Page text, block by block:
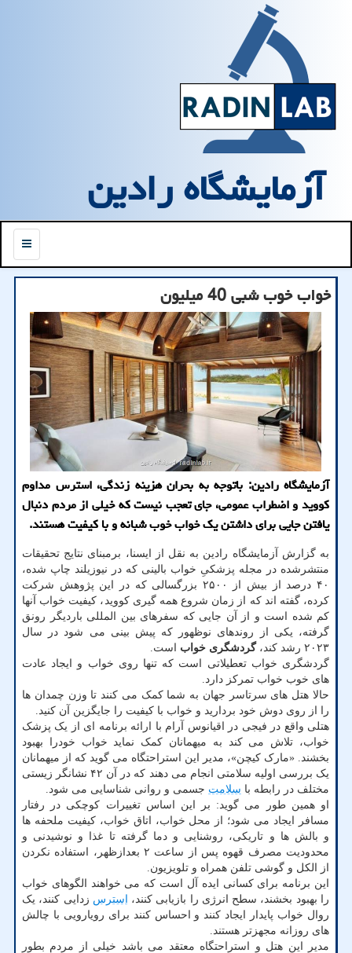
آزمایشگاه رادین
منو
خواب خوب شبی 40 میلیون
آزمایشگاه رادین: باتوجه به بحران هزینه زندگی، استرس مداوم
کووید و اضطراب عمومی، جای تعجب نیست که خیلی از مردم دنبال
یافتن جایی برای داشتن یک خواب خوب شبانه و با کیفیت هستند.
به گزارش آزمایشگاه رادین به نقل از ایسنا، برمبنای نتایج تحقیقات
منتشرشده در مجله پزشکیِ خواب بالینی که در نیوزیلند چاپ شده،
۴۰ درصد از بیش از ۲۵۰۰ بزرگسالی که در این پژوهش شرکت
کرده، گفته اند که از زمان شروع همه گیری کووید، کیفیت خواب آنها
کم شده است و از آن جایی که سفرهای بین المللی باردیگر رونق
گرفته، یکی از روندهای نوظهور که پیش بینی می شود در سال
۲۰۲۳ رشد کند،
گردشگری خواب است.
گردشگری خواب تعطیلاتی است که تنها روی خواب و ایجاد عادت
های خوب خواب تمرکز دارد.
حالا هتل های سرتاسر جهان به شما کمک می کنند تا وزن چمدان ها
را از روی دوش خود بردارید و خواب با کیفیت را جایگزین آن کنید.
هتلی واقع در فیجی در اقیانوس آرام با ارائه برنامه ای از یک پزشک
خواب، تلاش می کند به میهمانان کمک نماید خواب خودرا بهبود
بخشند. «مارک کیچن»، مدیر این استراحتگاه می گوید که از میهمانان
یک بررسی اولیه سلامتی انجام می دهند که در آن ۴۲ نشانگر زیستی
مختلف در رابطه با سلامت جسمی و روانی شناسایی می شود.
او همین طور می گوید: بر این اساس تغییرات کوچکی در رفتار
مسافر ایجاد می شود؛ از محل خواب، اتاق خواب، کیفیت ملحفه ها
و بالش ها و تاریکی، روشنایی و دما گرفته تا غذا و نوشیدنی و
محدودیت مصرف قهوه پس از ساعت ۲ بعدازظهر، استفاده نکردن
از الکل و گوشی تلفن همراه و تلویزیون.
این برنامه برای کسانی ایده آل است که می خواهند الگوهای خواب
را بهبود بخشند، سطح انرژی را بازیابی کنند،
استرس زدایی کنند، یک
روال خواب پایدار ایجاد کنند و احساس کنند برای رویارویی با چالش
های روزانه مجهزتر هستند.
مدیر این هتل و استراحتگاه معتقد می باشد خیلی از مردم بطور